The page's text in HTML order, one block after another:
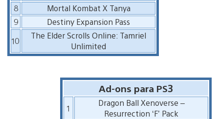
8
Mortal Kombat X Tanya
9
Destiny Expansion Pass
10
The Elder Scrolls Online: Tamriel
Unlimited
Ad-ons para PS3
1
Dragon Ball Xenoverse –
Resurrection ‘F’ Pack